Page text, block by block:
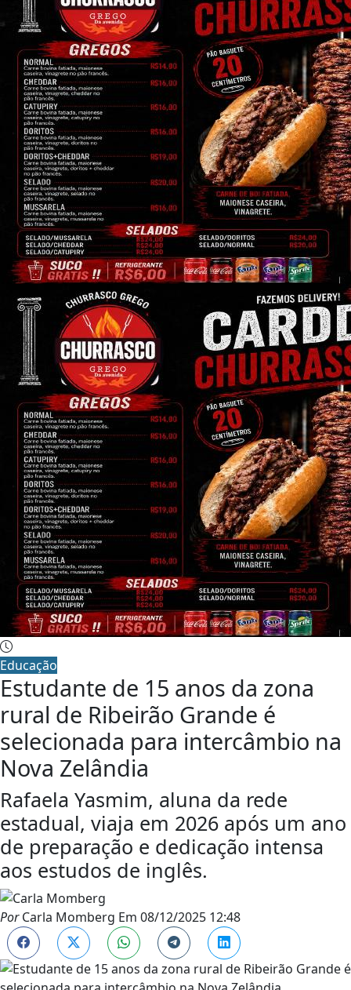
Educação
Estudante de 15 anos da zona
rural de Ribeirão Grande é
selecionada para intercâmbio na
Nova Zelândia
Rafaela Yasmim, aluna da rede
estadual, viaja em 2026 após um ano
de preparação e dedicação intensa
aos estudos de inglês.
PorCarla Momberg Em 08/12/2025 12:48